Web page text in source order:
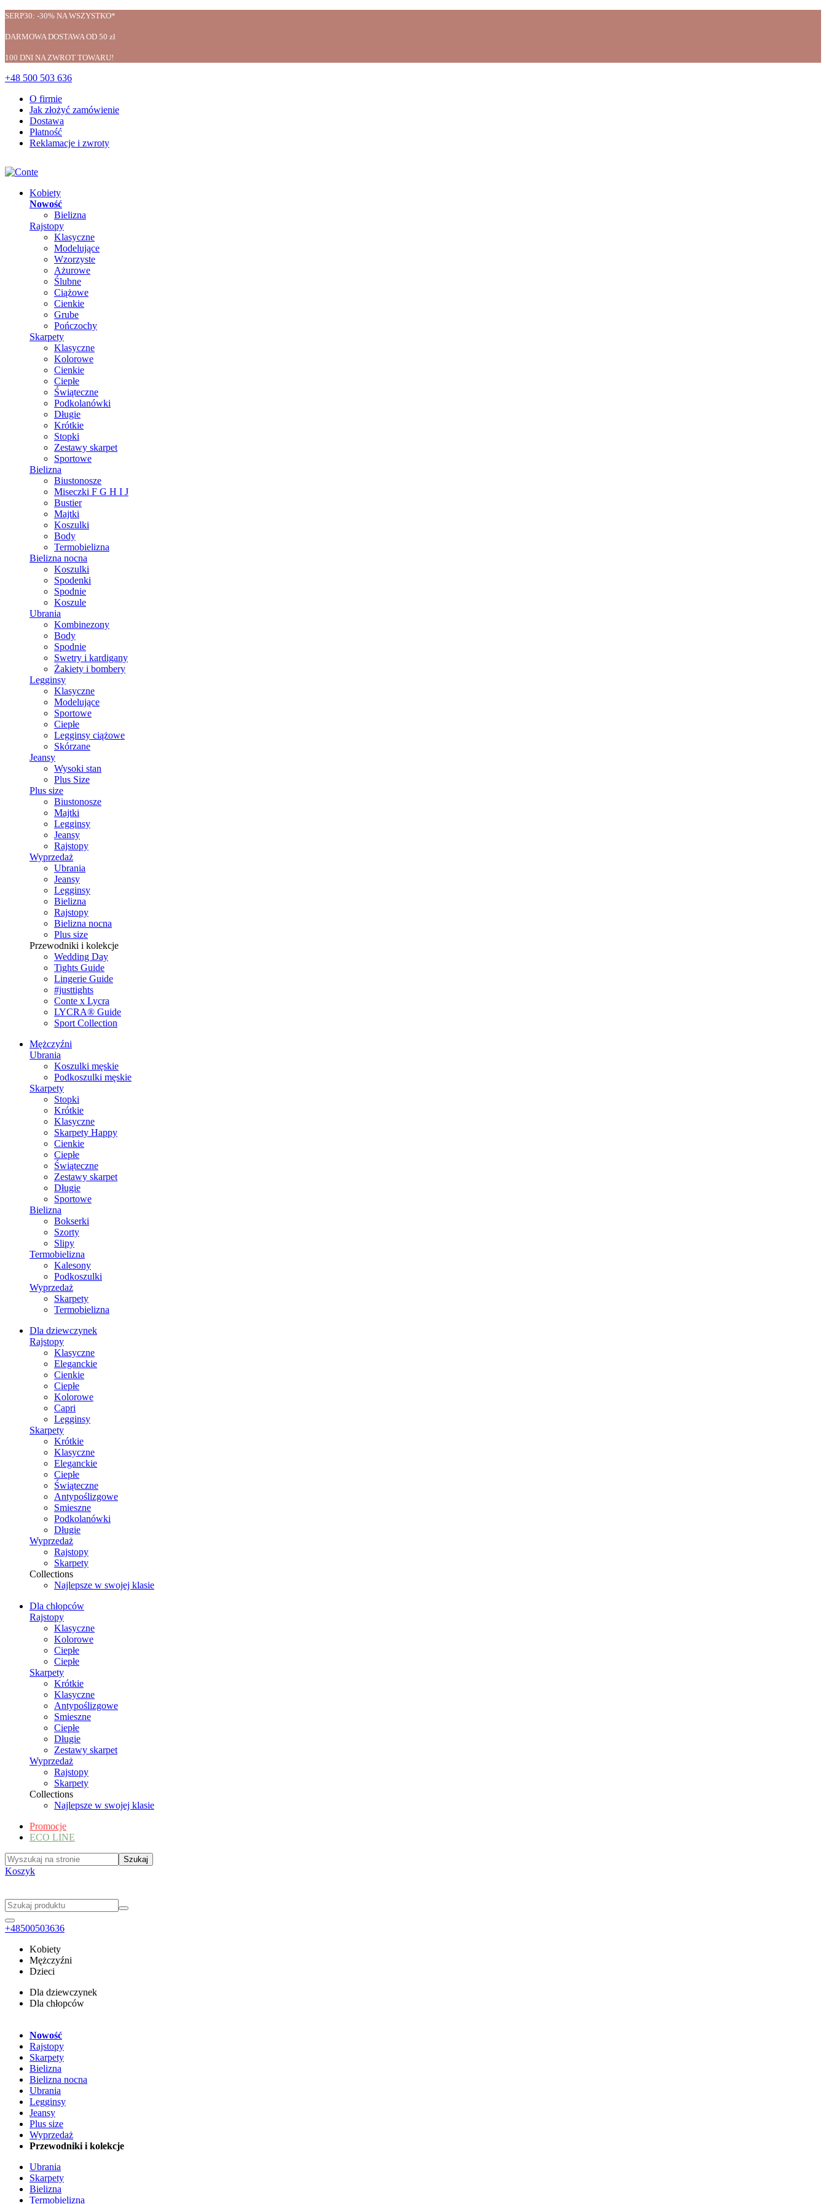
SERP30: -30% NA WSZYSTKO*
DARMOWA DOSTAWA OD 50 zł
100 DNI NA ZWROT TOWARU!
+48 500 503 636
O firmie
Jak złożyć zamówienie
Dostawa
Płatność
Reklamacje i zwroty
Kobiety
Nowość
Bielizna
Rajstopy
Klasyczne
Modelujące
Wzorzyste
Ażurowe
Ślubne
Ciążowe
Cienkie
Grube
Pończochy
Skarpety
Klasyczne
Kolorowe
Cienkie
Ciepłe
Świąteczne
Podkolanówki
Długie
Krótkie
Stopki
Zestawy skarpet
Sportowe
Bielizna
Biustonosze
Miseczki F G H I J
Bustier
Majtki
Koszulki
Body
Termobielizna
Bielizna nocna
Koszulki
Spodenki
Spodnie
Koszule
Ubrania
Kombinezony
Body
Spodnie
Swetry i kardigany
Żakiety i bombery
Legginsy
Klasyczne
Modelujące
Sportowe
Ciepłe
Legginsy ciążowe
Skórzane
Jeansy
Wysoki stan
Plus Size
Plus size
Biustonosze
Majtki
Legginsy
Jeansy
Rajstopy
Wyprzedaż
Ubrania
Jeansy
Legginsy
Bielizna
Rajstopy
Bielizna nocna
Plus size
Przewodniki i kolekcje
Wedding Day
Tights Guide
Lingerie Guide
#justtights
Conte x Lycra
LYCRA® Guide
Sport Сollection
Mężczyźni
Ubrania
Koszulki męskie
Podkoszulki męskie
Skarpety
Stopki
Krótkie
Klasyczne
Skarpety Happy
Cienkie
Ciepłe
Świąteczne
Zestawy skarpet
Długie
Sportowe
Bielizna
Bokserki
Szorty
Slipy
Termobielizna
Kalesony
Podkoszulki
Wyprzedaż
Skarpety
Termobielizna
Dla dziewczynek
Rajstopy
Klasyczne
Eleganckie
Cienkie
Ciepłe
Kolorowe
Capri
Legginsy
Skarpety
Krótkie
Klasyczne
Eleganckie
Ciepłe
Świąteczne
Antypoślizgowe
Smieszne
Podkolanówki
Długie
Wyprzedaż
Rajstopy
Skarpety
Collections
Najlepsze w swojej klasie
Dla chłopców
Rajstopy
Klasyczne
Kolorowe
Ciepłe
Ciepłe
Skarpety
Krótkie
Klasyczne
Antypoślizgowe
Smieszne
Ciepłe
Długie
Zestawy skarpet
Wyprzedaż
Rajstopy
Skarpety
Collections
Najlepsze w swojej klasie
Promocje
ECO LINE
Koszyk
+48500503636
Kobiety
Mężczyźni
Dzieci
Dla dziewczynek
Dla chłopców
Nowość
Rajstopy
Skarpety
Bielizna
Bielizna nocna
Ubrania
Legginsy
Jeansy
Plus size
Wyprzedaż
Przewodniki i kolekcje
Ubrania
Skarpety
Bielizna
Termobielizna